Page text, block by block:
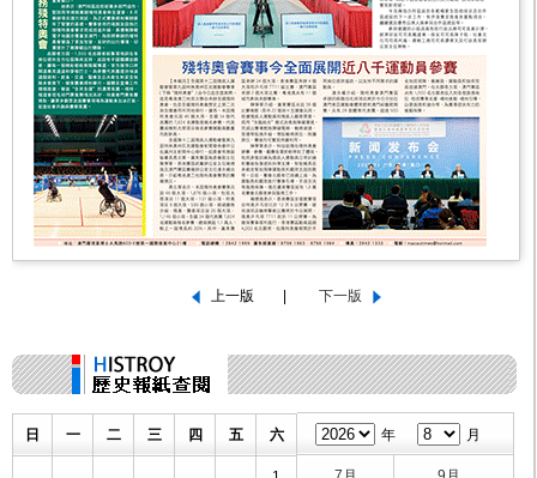
日 一 二 三 四 五 六 年 月